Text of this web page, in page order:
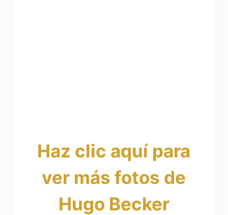
Haz clic aquí para
ver más fotos de
Hugo Becker